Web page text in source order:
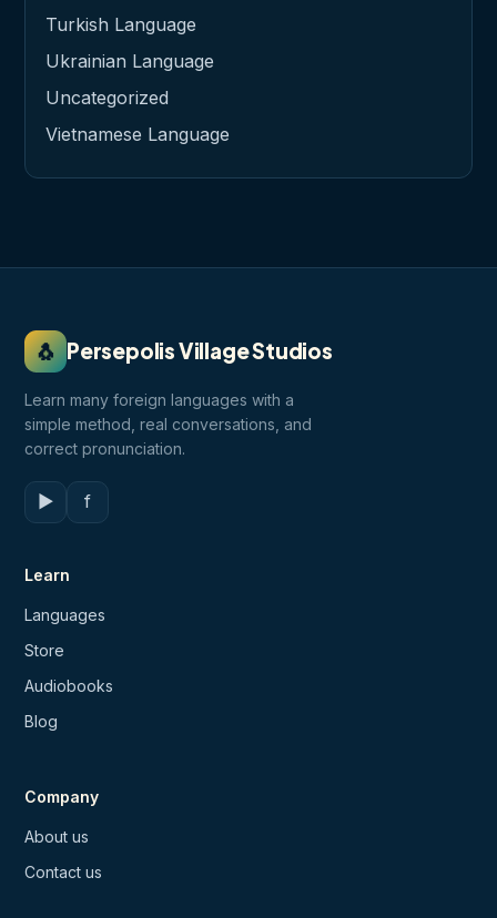
Turkish Language
Ukrainian Language
Uncategorized
Vietnamese Language
🐧 Persepolis Village Studios
Learn many foreign languages with a
simple method, real conversations, and
correct pronunciation.
▶ f
Learn
Languages
Store
Audiobooks
Blog
Company
About us
Contact us